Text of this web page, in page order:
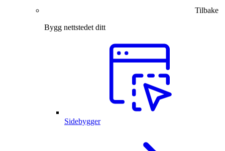
Tilbake
Bygg nettstedet ditt
Sidebygger